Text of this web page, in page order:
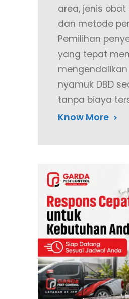
area, jenis
dan metode
Pemilihan
yang tepat
nyamuk DBD
tanpa biaya
Know More